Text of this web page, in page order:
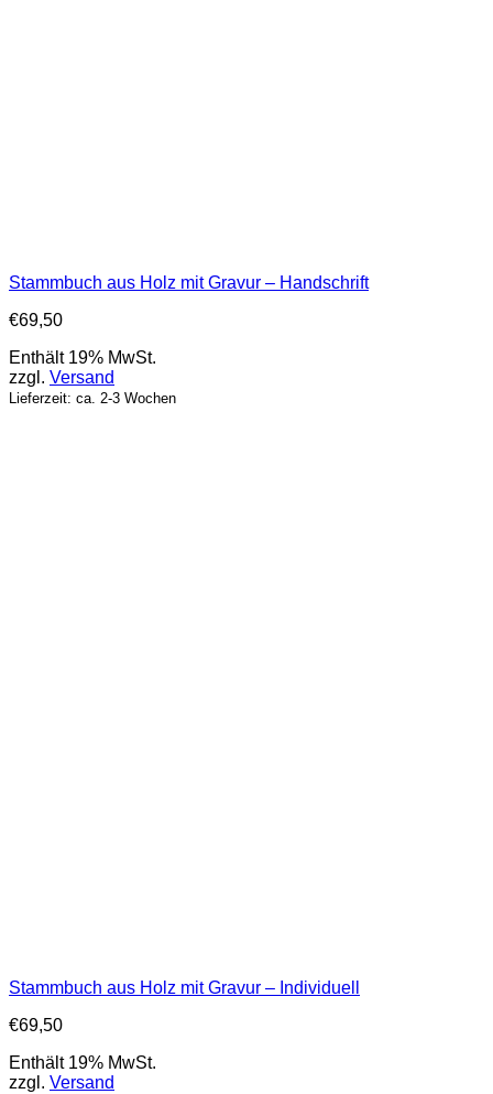
Stammbuch aus Holz mit Gravur – Handschrift
€69,50
Enthält 19% MwSt.
zzgl. Versand
Lieferzeit: ca. 2-3 Wochen
Stammbuch aus Holz mit Gravur – Individuell
€69,50
Enthält 19% MwSt.
zzgl. Versand